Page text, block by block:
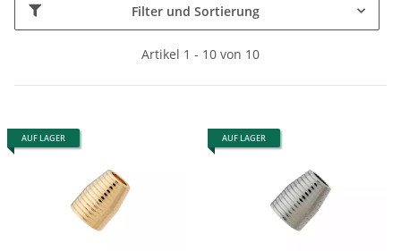
Filter und Sortierung
Artikel 1 - 10 von 10
AUF LAGER AUF LAGER